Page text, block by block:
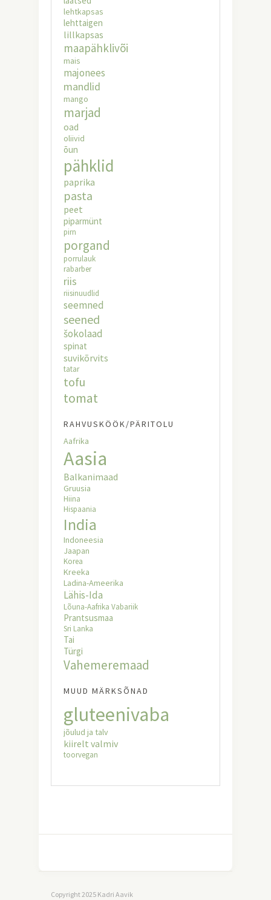
lehtkapsas
lehttaigen
lillkapsas
maapähklivõi
mais
majonees
mandlid
mango
marjad
oad
oliivid
õun
pähklid
paprika
pasta
peet
piparmünt
pirn
porgand
porrulauk
rabarber
riis
riisinuudlid
seemned
seened
šokolaad
spinat
suvikõrvits
tatar
tofu
tomat
RAHVUSKÖÖK/PÄRITOLU
Aafrika
Aasia
Balkanimaad
Gruusia
Hiina
Hispaania
India
Indoneesia
Jaapan
Korea
Kreeka
Ladina-Ameerika
Lähis-Ida
Lõuna-Aafrika Vabariik
Prantsusmaa
Sri Lanka
Tai
Türgi
Vahemeremaad
MUUD MÄRKSÕNAD
gluteenivaba
jõulud ja talv
kiirelt valmiv
toorvegan
Copyright 2025 Kadri Aavik